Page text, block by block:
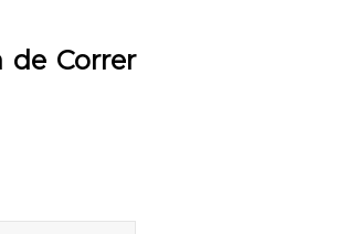
de Correr